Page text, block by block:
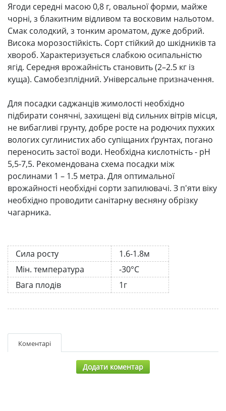
Ягоди середні масою 0,8 г, овальної форми, майже
чорні, з блакитним відливом та восковим нальотом.
Смак солодкий, з тонким ароматом, дуже добрий.
Висока морозостійкість. Сорт стійкий до шкідників та
хвороб. Характеризується слабкою осипальністю
ягід. Середня врожайність становить (2–2.5 кг із
куща). Самобезплідний. Універсальне призначення.
Для посадки саджанців жимолості необхідно
підбирати сонячні, захищені від сильних вітрів місця,
не вибагливі грунту, добре росте на родючих пухких
вологих суглинистих або супіщаних ґрунтах, погано
переносить застої води. Необхідна кислотність - pH
5,5-7,5. Рекомендована схема посадки між
рослинами 1 – 1.5 метра. Для оптимальної
врожайності необхідні сорти запилювачі. З п'яти віку
необхідно проводити санітарну весняну обрізку
чагарника.
Сила росту
1.6-1.8м
Мін. температура
-30°C
Вага плодів
1г
Коментарі
Додати коментар